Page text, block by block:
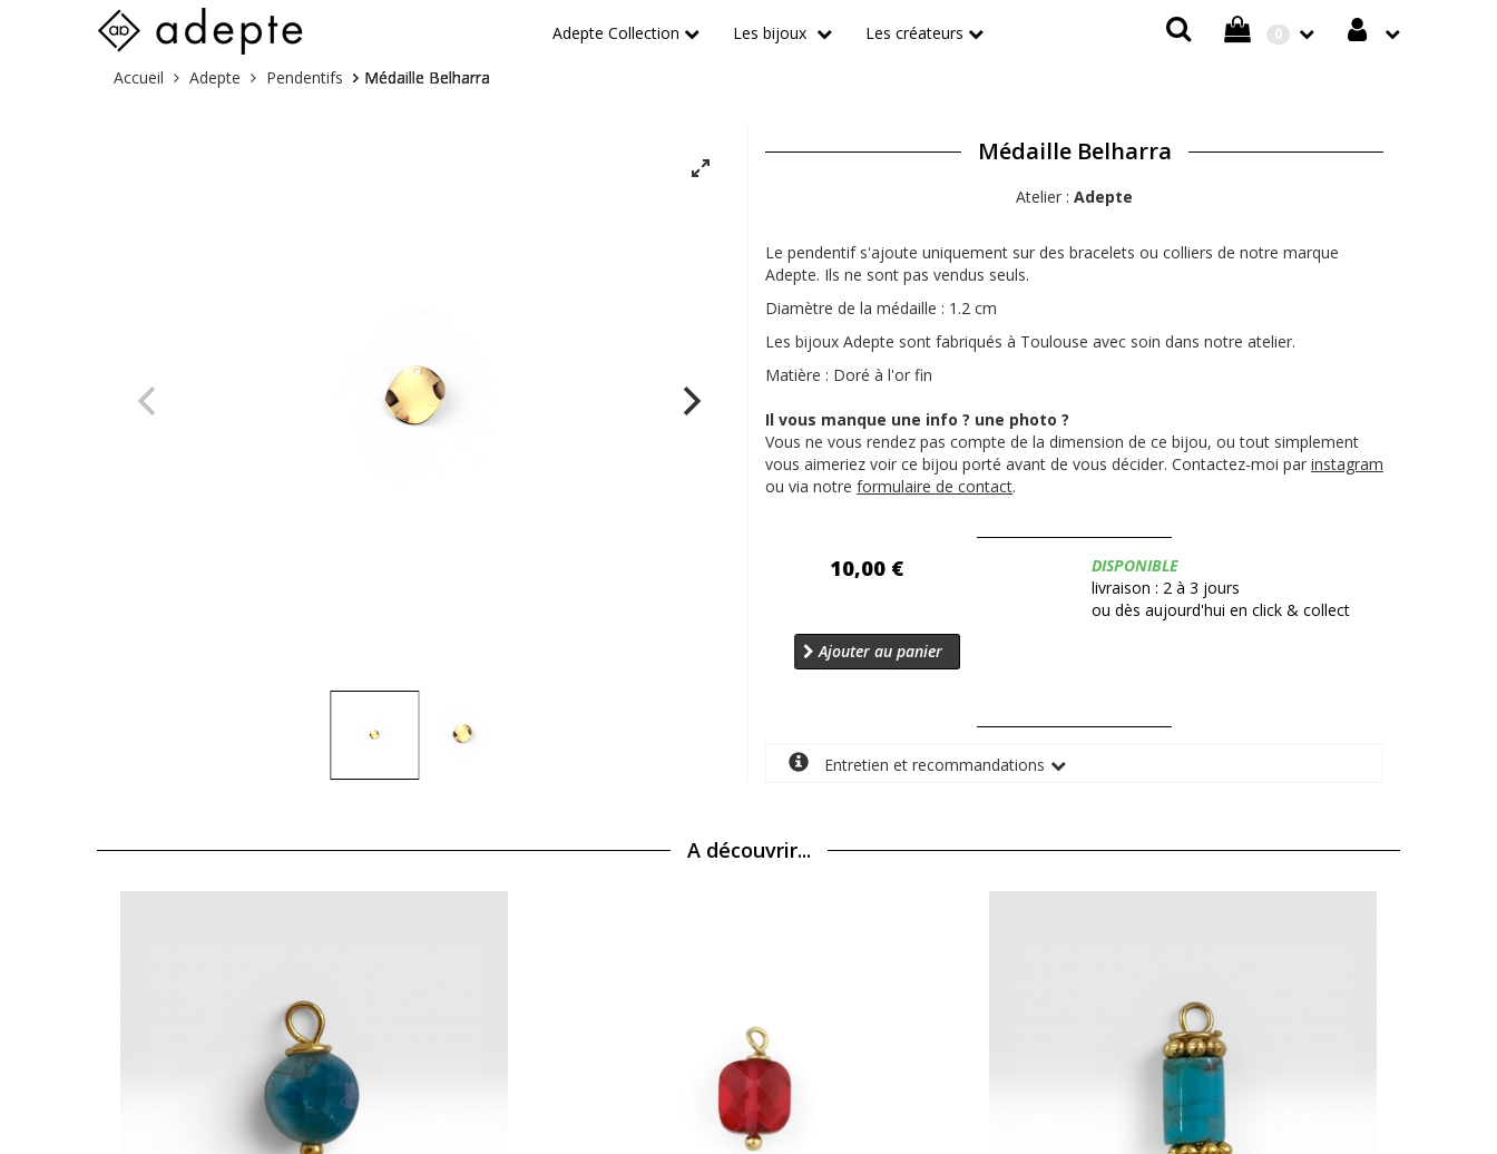
0
Adepte Collection Les bijoux Les créateurs
Vous
Accueil Adepte Pendentifs Médaille Belharra
Médaille Belharra
Atelier : Adepte
Le pendentif s'ajoute uniquement sur des bracelets ou colliers de notre marque
Adepte. Ils ne sont pas vendus seuls.
Diamètre de la médaille : 1.2 cm
Les bijoux Adepte sont fabriqués à Toulouse avec soin dans notre atelier.
Matière : Doré à l'or fin
Il vous manque une info ? une photo ?
Vous ne vous rendez pas compte de la dimension de ce bijou, ou tout simplement
vous aimeriez voir ce bijou porté avant de vous décider. Contactez-moi par instagram
ou via notre formulaire de contact.
10,00 € Disponibilité:
DISPONIBLE
livraison : 2 à 3 jours
ou dès aujourd'hui en click & collect
Ajouter au panier
Entretien et recommandations
A découvrir...